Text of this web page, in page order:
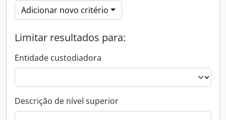
Adicionar novo critério
Limitar resultados para:
Entidade custodiadora
Descrição de nível superior